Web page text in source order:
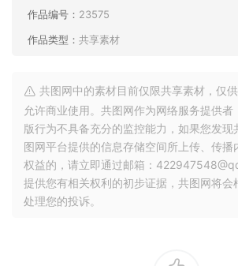
作品编号： 23575
作品类型： 共享素材
共图网中的素材目前仅限共享素材，仅
允许商业使用。共图网作为网络服务提供者
版行为不具备充分的监控能力，如果您发现
图网平台提供的信息存储空间所上传、传播
权益的，请立即通过邮箱：
提供您有相关权利的初步证据，共图网将会
处理您的投诉。